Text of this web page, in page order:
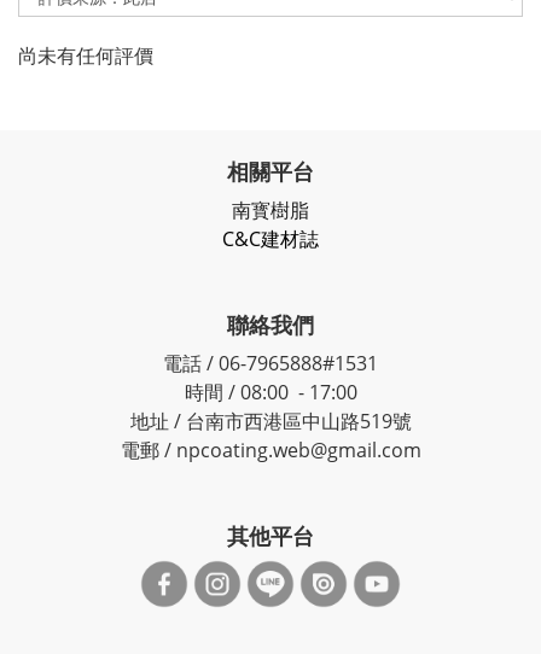
尚未有任何評價
相關平台
南寳樹脂
C&C建材誌
聯絡我們
電話 / 06-7965888#1531
時間 / 08:00 - 17:00
地址 / 台南市西港區中山路519號
電郵 / npcoating.web@gmail.com
其他平台